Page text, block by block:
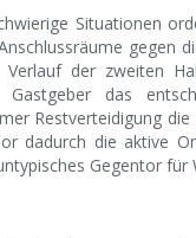
Situationen
gegen
der zweiten
das
Restverteidigung
dadurch die aktive
Gegentor für